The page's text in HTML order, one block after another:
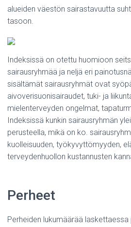
alueiden väestön sairastavuutta
tasoon.
Indeksissä on otettu huomioon
sairausryhmää ja neljä eri
sisältämät sairausryhmät ovat
aivoverisuonisairaudet, tuki- ja
mielenterveyden ongelmat,
Indeksissä kunkin sairausryhmän
perusteella, mikä on ko.
kuolleisuuden, työkyvyttömyyden,
terveydenhuollon kustannusten
Perheet
Perheiden lukumäärää laskettaessa